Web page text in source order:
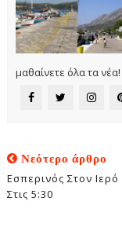
μαθαίνετε όλα τα νέα!
Νεότερο άρθρο
Εσπερινός Στον
Στις 5:30